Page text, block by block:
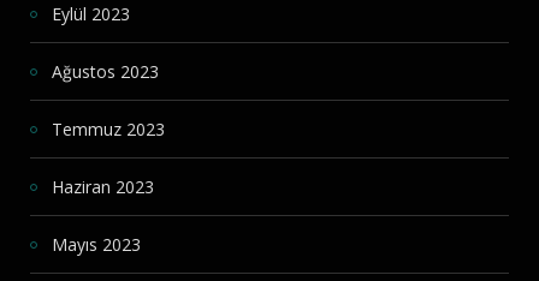
Eylül 2023
Ağustos 2023
Temmuz 2023
Haziran 2023
Mayıs 2023